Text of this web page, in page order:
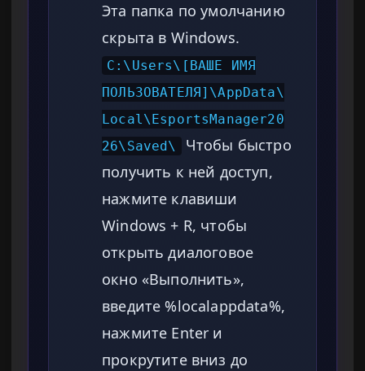
Эта папка по умолчанию
скрыта в Windows.
C:\Users\[ВАШЕ ИМЯ
ПОЛЬЗОВАТЕЛЯ]\AppData\
Local\EsportsManager20
26\Saved\
Чтобы быстро
получить к ней доступ,
нажмите клавиши
Windows + R, чтобы
открыть диалоговое
окно «Выполнить»,
введите %localappdata%,
нажмите Enter и
прокрутите вниз до